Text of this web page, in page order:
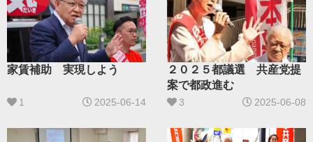
家賃補助 実現しよう
1 2025-06-14
２０２５都議選 共産党提
案で都政進む
3 2025-06-08